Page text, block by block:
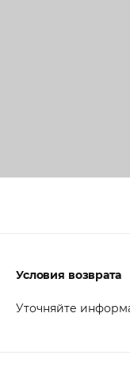
Условия возврата
Уточняйте